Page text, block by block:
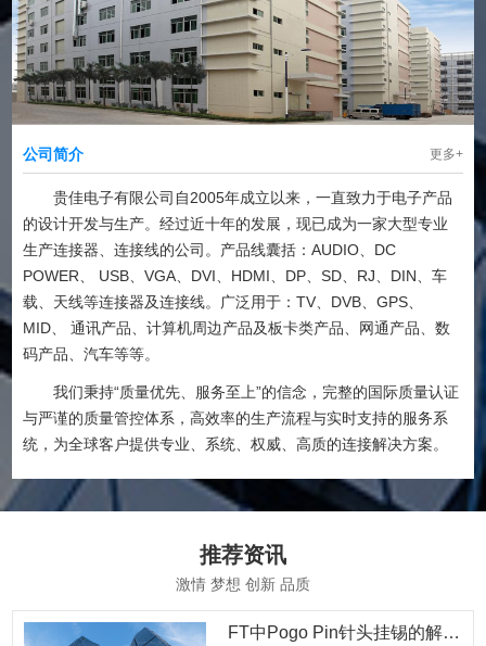
公司简介 更多+
贵佳电子有限公司自2005年成立以来，一直致力于电子产品
的设计开发与生产。经过近十年的发展，现已成为一家大型专业
生产连接器、连接线的公司。产品线囊括：AUDIO、DC
POWER、 USB、VGA、DVI、HDMI、DP、SD、RJ、DIN、车
载、天线等连接器及连接线。广泛用于：TV、DVB、GPS、
MID、 通讯产品、计算机周边产品及板卡类产品、网通产品、数
码产品、汽车等等。
我们秉持“质量优先、服务至上”的信念，完整的国际质量认证
与严谨的质量管控体系，高效率的生产流程与实时支持的服务系
统，为全球客户提供专业、系统、权威、高质的连接解决方案。
推荐资讯
激情 梦想 创新 品质
FT中Pogo Pin针头挂锡的解决办法